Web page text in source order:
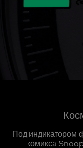
Под индикатором
комикса